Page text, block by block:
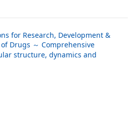
for Research, Development &
Drugs ～ Comprehensive
structure, dynamics and